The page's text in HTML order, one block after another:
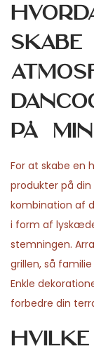
på
For at skabe en
produkter på
kombination af
i form af
stemningen.
grillen, så
Enkle
forbedre din